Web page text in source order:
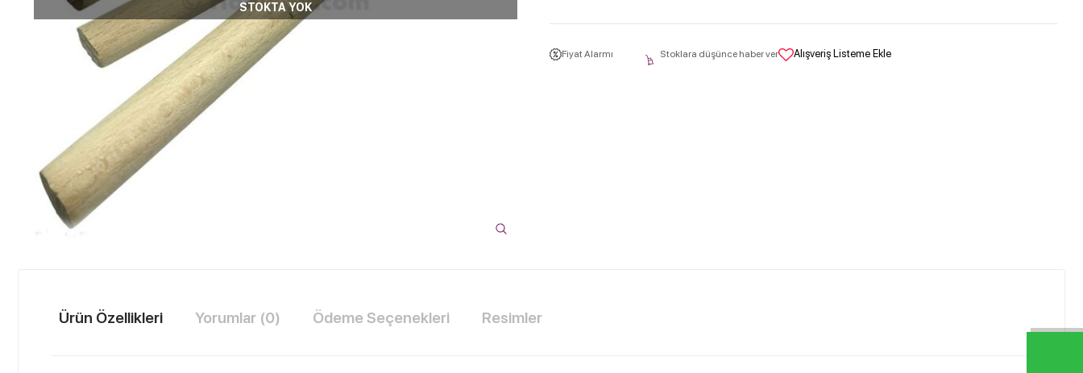
STOKTA YOK
Fiyat Alarmı Stoklara düşünce haber ver Alışveriş Listeme Ekle
Ürün Özellikleri Yorumlar (0) Ödeme Seçenekleri Resimler